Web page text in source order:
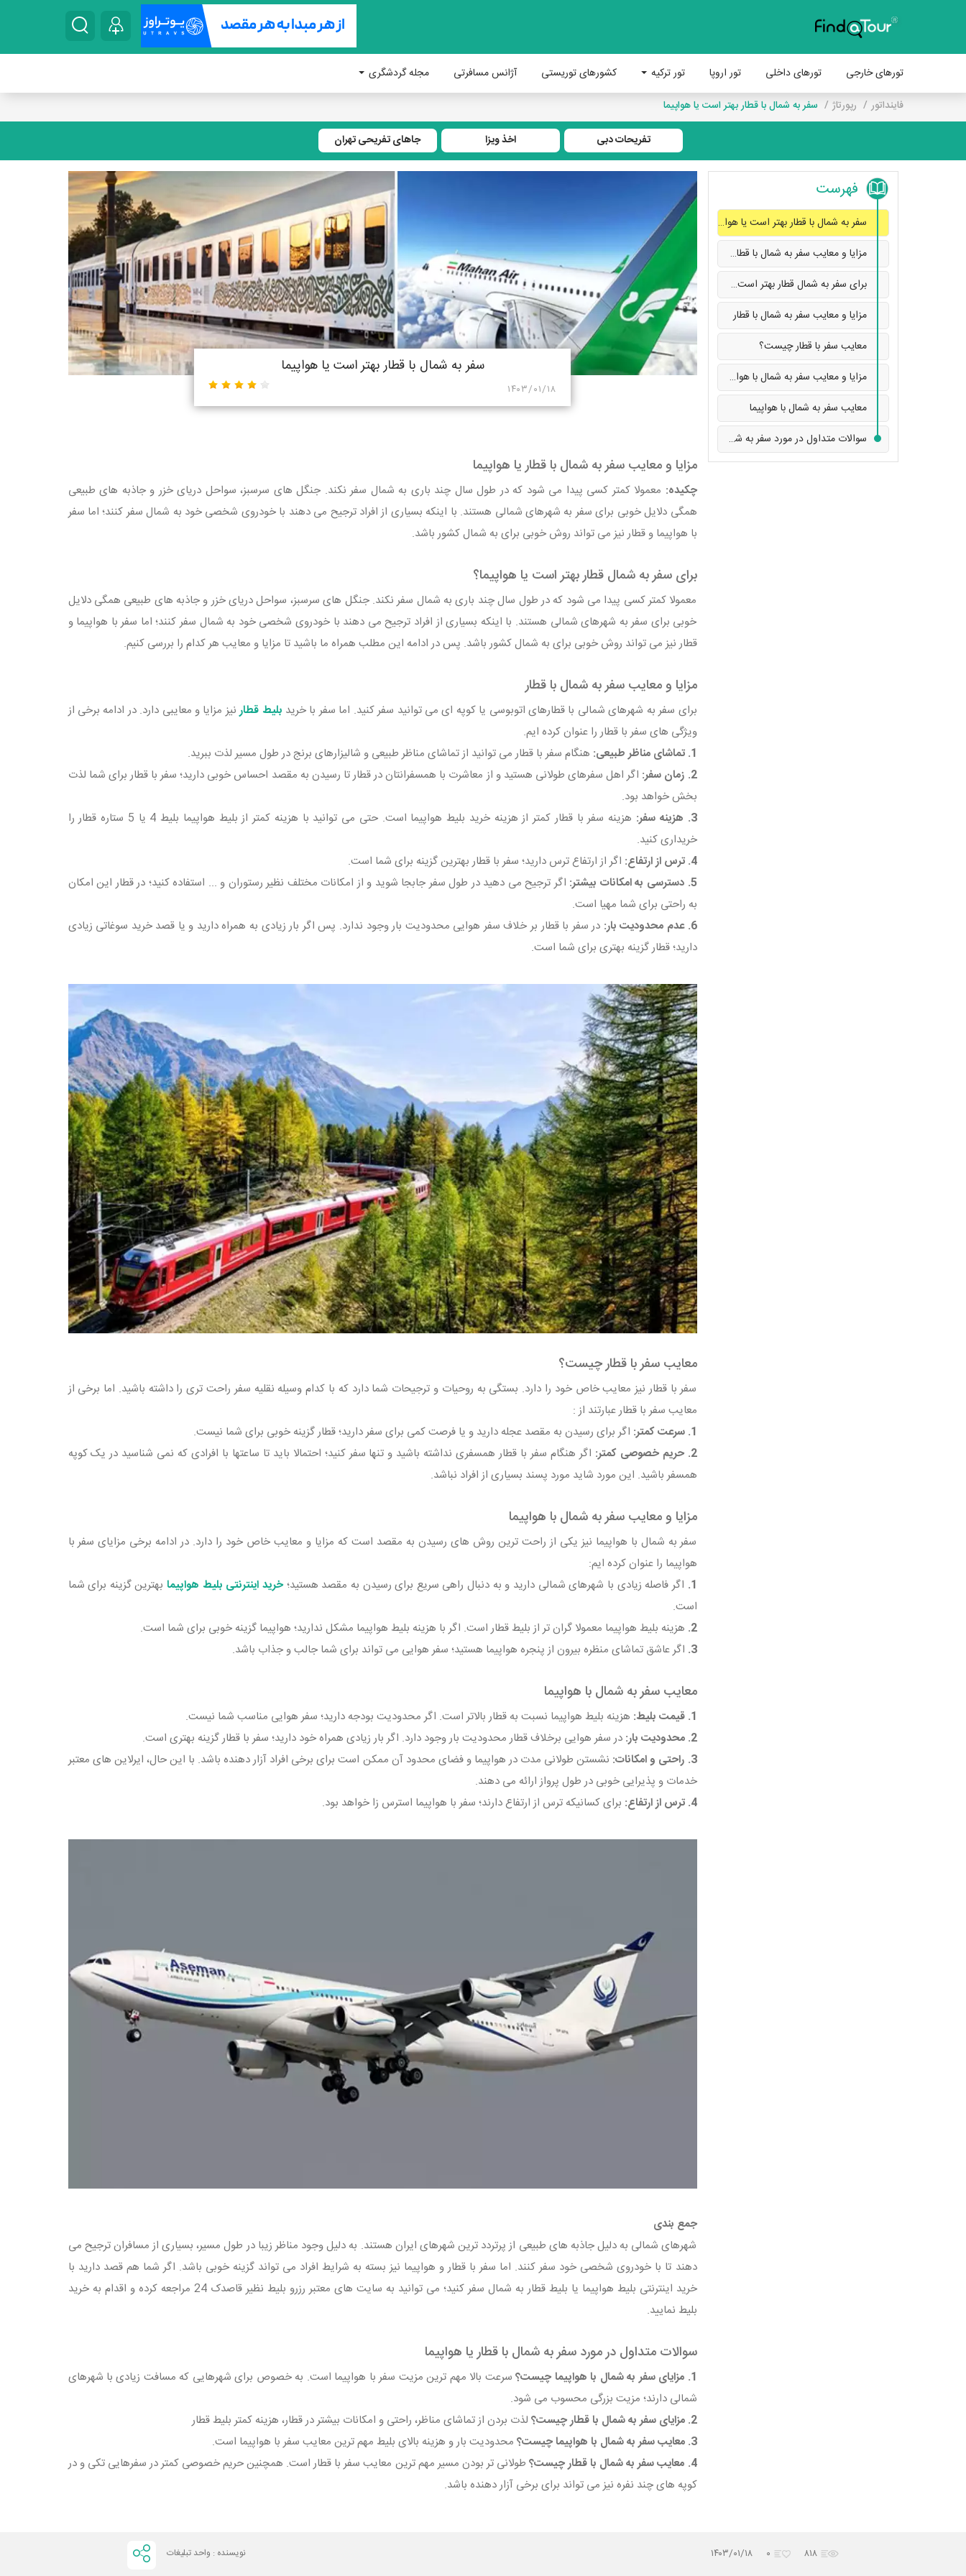
تورهای خارجی تورهای داخلی تور اروپا تور ترکیه کشورهای توریستی آژانس مسافرتی مجله گردشگری
فاینداتور رپورتاژ سفر به شمال با قطار بهتر است یا هواپیما
تفریحات دبی اخذ ویزا جاهای تفریحی تهران
فهرست
سفر به شمال با قطار بهتر است یا هواپیما
مزایا و معایب سفر به شمال با قطار یا هواپیما
برای سفر به شمال قطار بهتر است یا هواپیما؟
مزایا و معایب سفر به شمال با قطار
معایب سفر با قطار چیست؟
مزایا و معایب سفر به شمال با هواپیما
معایب سفر به شمال با هواپیما
سوالات متداول در مورد سفر به شمال با قطار یا هواپیما
سفر به شمال با قطار بهتر است یا هواپیما
۱۴۰۳/۰۱/۱۸
مزایا و معایب سفر به شمال با قطار یا هواپیما
چکیده: معمولا کمتر کسی پیدا می‌ شود که در طول سال چند باری به شمال سفر نکند. جنگل‌ های سرسبز، سواحل دریای خزر و جاذبه‌ های طبیعی
همگی دلایل خوبی برای سفر به شهرهای شمالی هستند. با اینکه بسیاری از افراد ترجیح می‌ دهند با خودروی شخصی خود به شمال سفر کنند؛ اما سفر
با هواپیما و قطار نیز می‌ تواند روش خوبی برای به شمال کشور باشد.
برای سفر به شمال قطار بهتر است یا هواپیما؟
معمولا کمتر کسی پیدا می‌ شود که در طول سال چند باری به شمال سفر نکند. جنگل‌ های سرسبز، سواحل دریای خزر و جاذبه‌ های طبیعی همگی دلایل
خوبی برای سفر به شهرهای شمالی هستند. با اینکه بسیاری از افراد ترجیح می‌ دهند با خودروی شخصی خود به شمال سفر کنند؛ اما سفر با هواپیما و
قطار نیز می‌ تواند روش خوبی برای به شمال کشور باشد. پس در ادامه این مطلب همراه ما باشید تا مزایا و معایب هر کدام را بررسی کنیم.
مزایا و معایب سفر به شمال با قطار
برای سفر به شهرهای شمالی با قطارهای اتوبوسی یا کوپه‌ ای می‌ توانید سفر کنید. اما سفر با خرید بلیط قطارنیز مزایا و معایبی دارد. در ادامه برخی از
ویژگی‌ های سفر با قطار را عنوان کرده‌ ایم.
1. تماشای مناظر طبیعی:
هنگام سفر با قطار می‌ توانید از تماشای مناظر طبیعی و شالیزارهای برنج در طول مسیر لذت ببرید.
2. زمان سفر:
اگر اهل سفرهای طولانی هستید و از معاشرت با همسفرانتان در قطار تا رسیدن به مقصد احساس خوبی دارید؛ سفر با قطار برای شما لذت‌
بخش خواهد بود.
3. هزینه سفر:
هزینه سفر با قطار کمتر از هزینه خرید بلیط هواپیما است. حتی می‌ توانید با هزینه کمتر از بلیط هواپیما بلیط 4 یا 5 ستاره قطار را
خریداری کنید.
4. ترس از ارتفاع:
اگر از ارتفاع ترس دارید؛ سفر با قطار بهترین گزینه برای شما است.
5. دسترسی به امکانات بیشتر:
اگر ترجیح می‌ دهید در طول سفر جابجا شوید و از امکانات مختلف نظیر رستوران و ... استفاده کنید؛ در قطار این امکان
به راحتی برای شما مهیا است.
6. عدم محدودیت بار:
در سفر با قطار بر خلاف سفر هوایی محدودیت بار وجود ندارد. پس اگر بار زیادی به همراه دارید و یا قصد خرید سوغاتی زیادی
دارید؛ قطار گزینه بهتری برای شما است.
معایب سفر با قطار چیست؟
سفر با قطار نیز معایب خاص خود را دارد. بستگی به روحیات و ترجیحات شما دارد که با کدام وسیله نقلیه سفر راحت‌ تری را داشته باشید. اما برخی از
معایب سفر با قطار عبارتند از :
1. سرعت کمتر:
اگر برای رسیدن به مقصد عجله دارید و یا فرصت کمی برای سفر دارید؛ قطار گزینه خوبی برای شما نیست.
2. حریم خصوصی کمتر:
اگر هنگام سفر با قطار همسفری نداشته باشید و تنها سفر کنید؛ احتمالا باید تا ساعتها با افرادی که نمی‌ شناسید در یک کوپه
همسفر باشید. این مورد شاید مورد پسند بسیاری از افراد نباشد.
مزایا و معایب سفر به شمال با هواپیما
سفر به شمال با هواپیما نیز یکی از راحت‌ ترین روش‌ های رسیدن به مقصد است که مزایا و معایب خاص خود را دارد. در ادامه برخی مزایای سفر با
هواپیما را عنوان کرده‌ ایم:
1. اگر فاصله زیادی با شهرهای شمالی دارید و به دنبال راهی سریع برای رسیدن به مقصد هستید؛خرید اینترنتی بلیط هواپیمابهترین گزینه برای شما
است.
2. هزینه بلیط هواپیما معمولا گران‌ تر از بلیط قطار است. اگر با هزینه بلیط هواپیما مشکل ندارید؛ هواپیما گزینه خوبی برای شما است.
3. اگر عاشق تماشای منظره بیرون از پنجره هواپیما هستید؛ سفر هوایی می‌ تواند برای شما جالب و جذاب باشد.
معایب سفر به شمال با هواپیما
1. قیمت بلیط:
هزینه بلیط هواپیما نسبت به قطار بالاتر است. اگر محدودیت بودجه دارید؛ سفر هوایی مناسب شما نیست.
2. محدودیت بار:
در سفر هوایی برخلاف قطار محدودیت بار وجود دارد. اگر بار زیادی همراه خود دارید؛ سفر با قطار گزینه بهتری است.
3. راحتی و امکانات:
نشستن طولانی مدت در هواپیما و فضای محدود آن ممکن است برای برخی افراد آزار دهنده باشد. با این حال، ایرلاین‌ های معتبر
خدمات و پذیرایی خوبی در طول پرواز ارائه می‌ دهند.
4. ترس از ارتفاع:
برای کسانیکه ترس از ارتفاع دارند؛ سفر با هواپیما استرس زا خواهد بود.
جمع بندی
شهرهای شمالی به دلیل جاذبه‌ های طبیعی از پرتردد ترین شهرهای ایران هستند. به دلیل وجود مناظر زیبا در طول مسیر، بسیاری از مسافران ترجیح می‌
دهند تا با خودروی شخصی خود سفر کنند. اما سفر با قطار و هواپیما نیز بسته به شرایط افراد می‌ تواند گزینه خوبی باشد. اگر شما هم قصد دارید با
خرید اینترنتی بلیط هواپیما یا بلیط قطار به شمال سفر کنید؛ می‌ توانید به سایت های معتبر رزرو بلیط نظیر قاصدک 24 مراجعه کرده و اقدام به خرید
بلیط نمایید.
سوالات متداول در مورد سفر به شمال با قطار یا هواپیما
1. مزایای سفر به شمال با هواپیما چیست؟
سرعت بالا مهم‌ ترین مزیت سفر با هواپیما است. به خصوص برای شهرهایی که مسافت زیادی با شهرهای
شمالی دارند؛ مزیت بزرگی محسوب می‌ شود.
2. مزایای سفر به شمال با قطار چیست؟
لذت بردن از تماشای مناظر، راحتی و امکانات بیشتر در قطار، هزینه کمتر بلیط قطار
3. معایب سفر به شمال با هواپیما چیست؟
محدودیت بار و هزینه بالای بلیط مهم‌ ترین معایب سفر با هواپیما است.
4. معایب سفر به شمال با قطار چیست؟
طولانی‌ تر بودن مسیر مهم‌ ترین معایب سفر با قطار است. همچنین حریم خصوصی کمتر در سفرهایی تکی و در
کوپه‌ های چند نفره نیز می‌ تواند برای برخی آزار دهنده باشد.
۸۱۸ ۰ ۱۴۰۳/۰۱/۱۸ نویسنده : واحد تبلیغات